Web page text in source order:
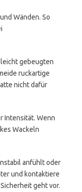
Wänden. So
gebeugten
ruckartige
nicht dafür
Intensität. Wenn
Wackeln
anfühlt oder
und kontaktiere
geht vor.